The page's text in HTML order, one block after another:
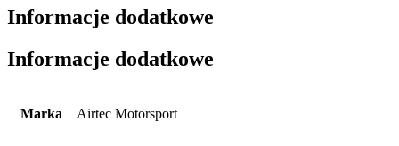
Informacje dodatkowe
Informacje dodatkowe
Marka Airtec Motorsport